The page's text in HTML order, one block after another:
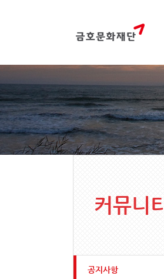
커뮤니티
공지사항